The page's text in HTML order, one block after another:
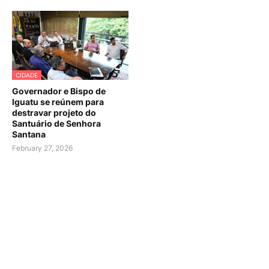
CIDADE
Governador e Bispo de
Iguatu se reúnem para
destravar projeto do
Santuário de Senhora
Santana
February 27, 2026